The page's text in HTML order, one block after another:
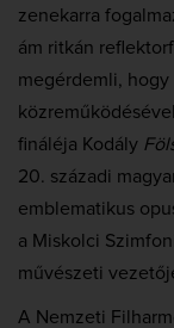
zenekarra
ám ritkán
megérdemli, hogy
fináléja Kodály
20. századi
emblematikus
a Miskolci
művészeti
A Nemzeti